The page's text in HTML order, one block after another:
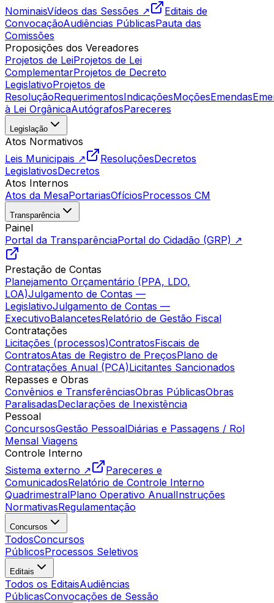
NominaisVídeos das Sessões ↗
Editais de
ConvocaçãoAudiências PúblicasPauta das
Comissões
Proposições dos Vereadores
Projetos de LeiProjetos de Lei
ComplementarProjetos de Decreto
LegislativoProjetos de
ResoluçãoRequerimentosIndicaçõesMoçõesEmendas
à Lei OrgânicaAutógrafosPareceres
Legislação
Atos Normativos
Leis Municipais ↗
ResoluçõesDecretos
LegislativosDecretos
Atos Internos
Atos da MesaPortariasOfíciosProcessos CM
Transparência
Painel
Portal da TransparênciaPortal do Cidadão (GRP) ↗
Prestação de Contas
Planejamento Orçamentário (PPA, LDO,
LOA)Julgamento de Contas —
LegislativoJulgamento de Contas —
ExecutivoBalancetesRelatório de Gestão Fiscal
Contratações
Licitações (processos)ContratosFiscais de
ContratosAtas de Registro de PreçosPlano de
Contratações Anual (PCA)Licitantes Sancionados
Repasses e Obras
Convênios e TransferênciasObras PúblicasObras
ParalisadasDeclarações de Inexistência
Pessoal
ConcursosGestão PessoalDiárias e Passagens / Rol
Mensal Viagens
Controle Interno
Sistema externo ↗
Pareceres e
ComunicadosRelatório de Controle Interno
QuadrimestralPlano Operativo AnualInstruções
NormativasRegulamentação
Concursos
TodosConcursos
PúblicosProcessos Seletivos
Editais
Todos os EditaisAudiências
PúblicasConvocações de Sessão